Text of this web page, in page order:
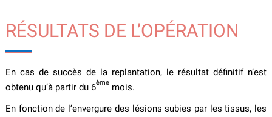
RÉSULTATS DE L’OPÉRATION
En cas de succès de la replantation, le résultat définitif n’est
obtenu qu’à partir du 6èmemois.
En fonction de l’envergure des lésions subies par les tissus, les